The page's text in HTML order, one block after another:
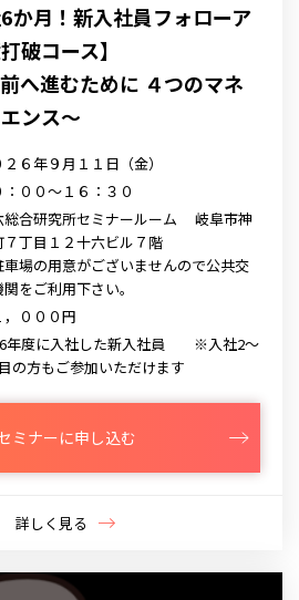
か月！新入社員フォローア
破コース】
へ進むために ４つのマネ
ンス～
２６年９月１１日（金）
：００～１６：３０
総合研究所セミナールーム 岐阜市神
７丁目１２十六ビル７階
場の用意がございませんので公共交
をご利用下さい。
，０００円
年度に入社した新入社員 ※入社2～
の方もご参加いただけます
ミナーに申し込む
詳しく見る